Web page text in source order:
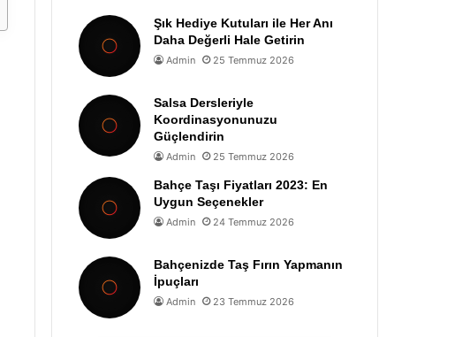
Şık Hediye Kutuları ile Her Anı
Daha Değerli Hale Getirin
Admin 25 Temmuz 2026
Salsa Dersleriyle
Koordinasyonunuzu
Güçlendirin
Admin 25 Temmuz 2026
Bahçe Taşı Fiyatları 2023: En
Uygun Seçenekler
Admin 24 Temmuz 2026
Bahçenizde Taş Fırın Yapmanın
İpuçları
Admin 23 Temmuz 2026